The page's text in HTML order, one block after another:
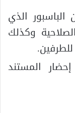
الذي
وكذلك
المستند